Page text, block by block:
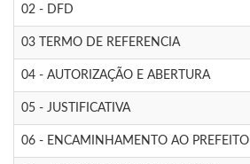
02 - DFD
03 TERMO DE REFERENCIA
04 - AUTORIZAÇÃO E ABERTURA
05 - JUSTIFICATIVA
06 - ENCAMINHAMENTO AO PREFEITO